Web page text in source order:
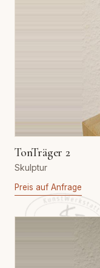
TonTräger 2
Skulptur
Preis auf Anfrage